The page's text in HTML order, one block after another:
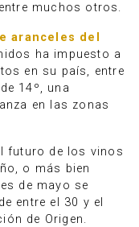
muchos otros.
aranceles del
ha impuesto a
en su país, entre
14º, una
en las zonas
futuro de los vinos
o más bien
de mayo se
entre el 30 y el
de Origen.